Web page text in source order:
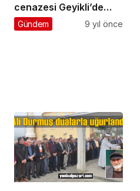
cenazesi Geyikli’de
toprağa verildi
Gündem 9 yıl önce